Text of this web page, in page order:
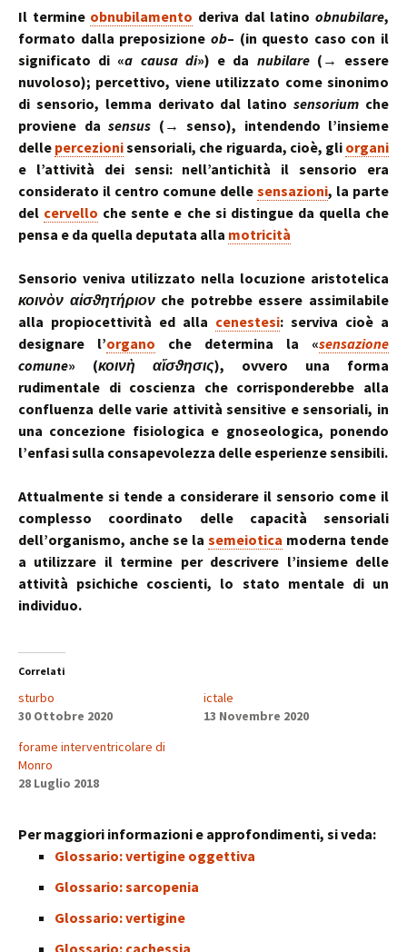
Il termine obnubilamento deriva dal latinoobnubilare,
formato dalla preposizione ob– (in questo caso con il
significato di «a causa di») e da nubilare(→ essere
nuvoloso); percettivo, viene utilizzato come sinonimo
di sensorio, lemma derivato dal latinosensorium che
proviene da sensus (→ senso), intendendo l’insieme
delle percezionisensoriali, che riguarda, cioè, gli organi
e l’attività dei sensi: nell’antichità il sensorio era
considerato il centro comune delle sensazioni, la parte
del cervello che sente e che si distingue da quella che
pensa e da quella deputata alla motricità
Sensorio veniva utilizzato nella locuzione aristotelica
κοινὸν αἰσϑητήριονche potrebbe essere assimilabile
alla propiocettività ed alla cenestesi: serviva cioè a
designare l’organo che determina la «sensazione
comune» (κοινὴ αἴσϑησις), ovvero una forma
rudimentale di coscienza che corrisponderebbe alla
confluenza delle varie attività sensitive e sensoriali, in
una concezione fisiologica e gnoseologica, ponendo
l’enfasi sulla consapevolezza delle esperienze sensibili.
Attualmente si tende a considerare il sensorio come il
complesso coordinato delle capacità sensoriali
dell’organismo, anche se la semeiotica moderna tende
a utilizzare il termine per descrivere l’insieme delle
attività psichiche coscienti, lo stato mentale di un
individuo.
Correlati
sturbo
30 Ottobre 2020
ictale
13 Novembre 2020
forame interventricolare di
Monro
28 Luglio 2018
Per maggiori informazioni e approfondimenti, si veda:
Glossario: vertigine oggettiva
Glossario: sarcopenia
Glossario: vertigine
Glossario: cachessia